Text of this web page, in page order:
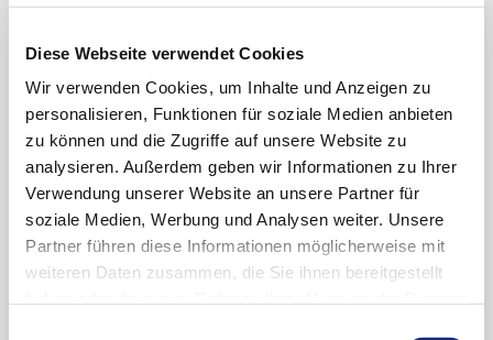
Diese Webseite verwendet Cookies
Wir verwenden Cookies, um Inhalte und Anzeigen zu
personalisieren, Funktionen für soziale Medien anbieten
zu können und die Zugriffe auf unsere Website zu
analysieren. Außerdem geben wir Informationen zu Ihrer
Verwendung unserer Website an unsere Partner für
soziale Medien, Werbung und Analysen weiter. Unsere
Partner führen diese Informationen möglicherweise mit
weiteren Daten zusammen, die Sie ihnen bereitgestellt
Unfallkrankenhaus Berlin
2012–2013 Assistenzärztin Psychiatrie, St.
Jospeh-Krankenhaus Beriln Weißensee
2014 Facharztprüfung Neurologie
2014–2016 Fachärztin Abteilung für
Neurologie, Evangelisches Krankenhaus
Königin-Elisabeth Herzberge, Berlin